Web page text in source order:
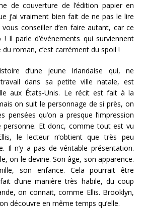
de couverture de l’édition papier en
j’ai vraiment bien fait de ne pas le lire
conseiller d’en faire autant, car ce
Il parle d’événements qui surviennent
roman, c’est carrément du spoil !
d’une jeune Irlandaise qui, ne
dans sa petite ville natale, est
aux États-Unis. Le récit est fait à la
on suit le personnage de si près, on
pensées qu’on a presque l’impression
personne. Et donc, comme tout est vu
le lecteur n’obtient que très peu
Il n’y a pas de véritable présentation.
on le devine. Son âge, son apparence.
son enfance. Cela pourrait être
d’une manière très habile, du coup
on connait, comme Ellis. Brooklyn,
découvre en même temps qu’elle.